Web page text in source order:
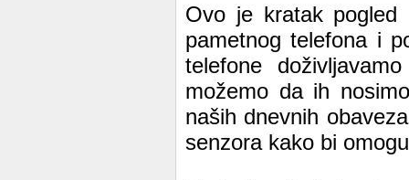
Ovo je kratak
pametnog telefona i
telefone
možemo da ih
naših dnevnih
senzora kako bi